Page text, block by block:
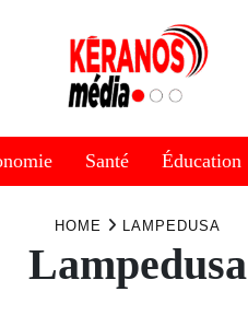
Santé Éducation
HOME LAMPEDUSA
Lampedusa